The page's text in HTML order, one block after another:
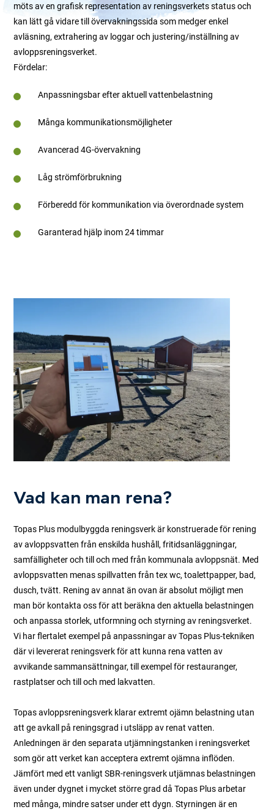
möts av en grafisk representation av reningsverkets status och
kan lätt gå vidare till övervakningssida som medger enkel
avläsning, extrahering av loggar och justering/inställning av
avloppsreningsverket.
Fördelar:
Anpassningsbar efter aktuell vattenbelastning
Många kommunikationsmöjligheter
Avancerad 4G-övervakning
Låg strömförbrukning
Förberedd för kommunikation via överordnade system
Garanterad hjälp inom 24 timmar
Vad kan man rena?
Topas Plus modulbyggda reningsverk är konstruerade för rening
av avloppsvatten från enskilda hushåll, fritidsanläggningar,
samfälligheter och till och med från kommunala avloppsnät. Med
avloppsvatten menas spillvatten från tex wc, toalettpapper, bad,
dusch, tvätt. Rening av annat än ovan är absolut möjligt men
man bör kontakta oss för att beräkna den aktuella belastningen
och anpassa storlek, utformning och styrning av reningsverket.
Vi har flertalet exempel på anpassningar av Topas Plus-tekniken
där vi levererat reningsverk för att kunna rena vatten av
avvikande sammansättningar, till exempel för restauranger,
rastplatser och till och med lakvatten.
Topas avloppsreningsverk klarar extremt ojämn belastning utan
att ge avkall på reningsgrad i utsläpp av renat vatten.
Anledningen är den separata utjämningstanken i reningsverket
som gör att verket kan acceptera extremt ojämna inflöden.
Jämfört med ett vanligt SBR-reningsverk utjämnas belastningen
även under dygnet i mycket större grad då Topas Plus arbetar
med många, mindre satser under ett dygn. Styrningen är en